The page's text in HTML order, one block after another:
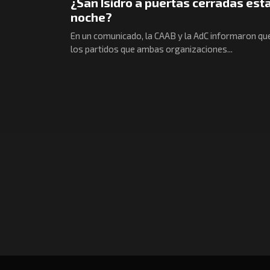
noche?
En un comunicado, la CAAB y la AdC informaron
los partidos que ambas organizaciones...